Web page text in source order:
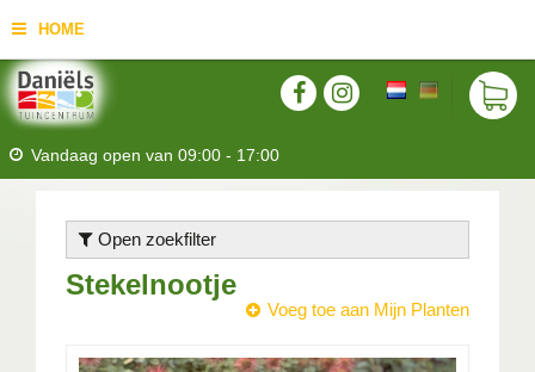
HOME
Vandaag open van 09:00 - 17:00
Open zoekfilter
Stekelnootje
Voeg toe aan Mijn Planten